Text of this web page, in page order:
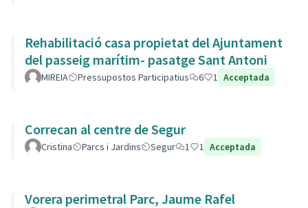
Rehabilitació casa propietat del Ajuntament
del passeig marítim- pasatge Sant Antoni
MIREIA Pressupostos Participatius 6 1 Acceptada
Correcan al centre de Segur
Cristina Parcs i Jardins Segur 1 1 Acceptada
Vorera perimetral Parc, Jaume Rafel